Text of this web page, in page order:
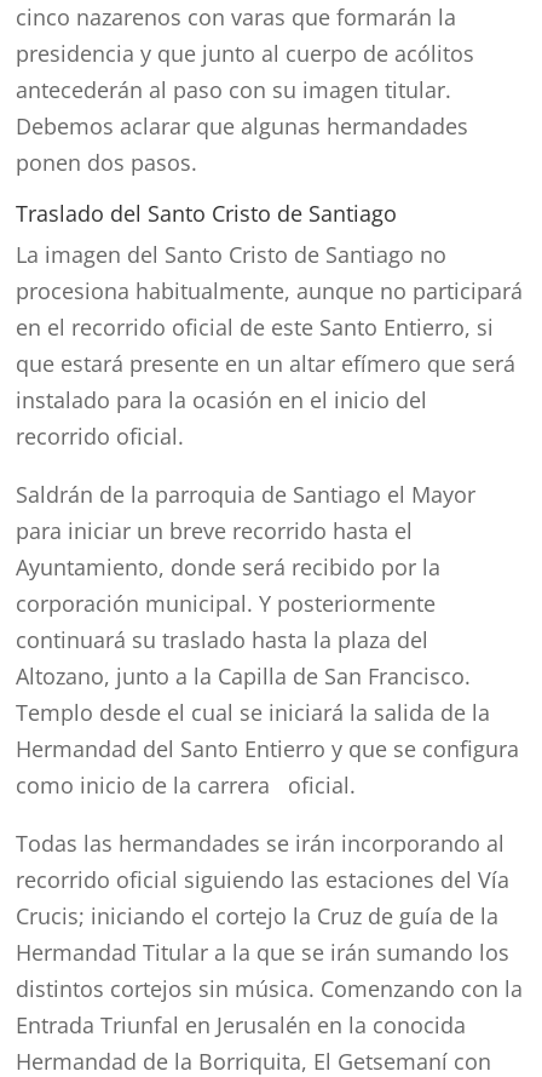
cinco nazarenos con varas que formarán la
presidencia y que junto al cuerpo de acólitos
antecederán al paso con su imagen titular.
Debemos aclarar que algunas hermandades
ponen dos pasos.
Traslado del Santo Cristo de Santiago
La imagen del Santo Cristo de Santiago no
procesiona habitualmente, aunque no participará
en el recorrido oficial de este Santo Entierro, si
que estará presente en un altar efímero que será
instalado para la ocasión en el inicio del
recorrido oficial.
Saldrán de la parroquia de Santiago el Mayor
para iniciar un breve recorrido hasta el
Ayuntamiento, donde será recibido por la
corporación municipal. Y posteriormente
continuará su traslado hasta la plaza del
Altozano, junto a la Capilla de San Francisco.
Templo desde el cual se iniciará la salida de la
Hermandad del Santo Entierro y que se configura
como inicio de la carrera oficial.
Todas las hermandades se irán incorporando al
recorrido oficial siguiendo las estaciones del Vía
Crucis; iniciando el cortejo la Cruz de guía de la
Hermandad Titular a la que se irán sumando los
distintos cortejos sin música. Comenzando con la
Entrada Triunfal en Jerusalén en la conocida
Hermandad de la Borriquita, El Getsemaní con